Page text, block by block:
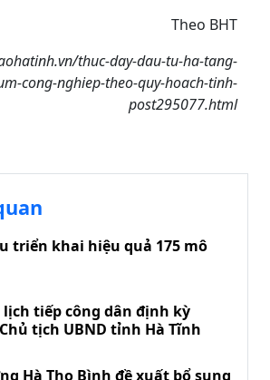
Theo BHT
thuc-day-dau-tu-ha-tang-
cong-nghiep-theo-quy-hoach-tinh-
post295077.html
triển khai hiệu quả 175 mô
lịch tiếp công dân định kỳ
tịch UBND tỉnh Hà Tĩnh
Hà Thọ Bình đề xuất bổ sung